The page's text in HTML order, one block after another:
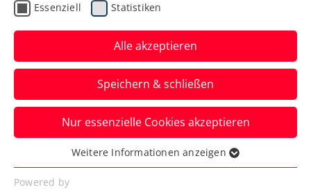
Erste Bank Open:
Titelverteidiger
Erler/Miedler im ÖTV-
Duell ausgeschieden
Sebastian Ofner und Philipp Oswald
gewinnen beim ATP-500-Turnier in Wien
nach abgewehrten Matchbällen.
Essenziell Statistiken
Alle akzeptieren
Speichern & schließen
Nur essenzielle Cookies akzeptieren
Essenziell
Essenzielle Cookies werden für grundlegende
Weitere Informationen anzeigen
Powered by